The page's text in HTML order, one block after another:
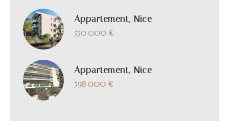
Appartement, Nice
550 000 €
Appartement, Nice
598 000 €